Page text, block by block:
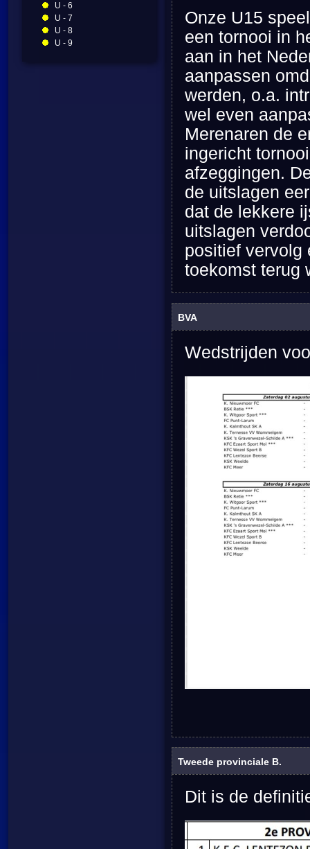
U - 6
U - 7
U - 8
U - 9
Onze U15
een tornooi in
aan in het
aanpassen
werden, o.a.
wel even
Merenaren de
ingericht
afzeggingen.
de uitslagen
dat de lekkere
uitslagen
positief vervolg
toekomst terug
BVA
Wedstrijden
Tweede provinciale B.
Dit is de